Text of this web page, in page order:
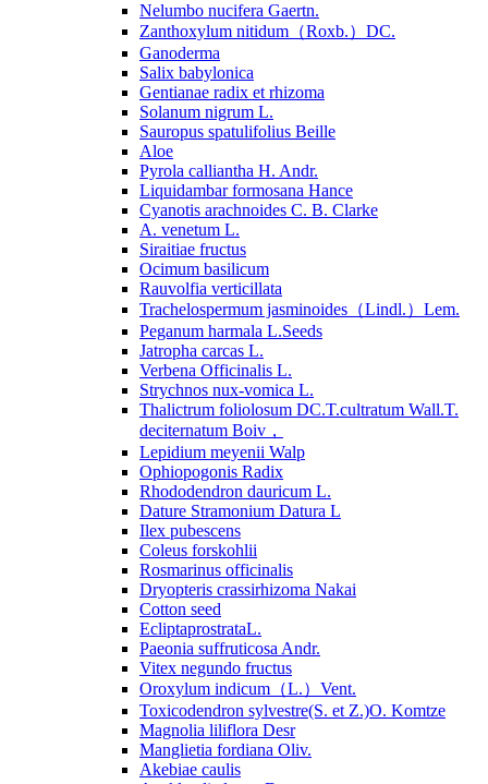
Nelumbo nucifera Gaertn.
Zanthoxylum nitidum（Roxb.）DC.
Ganoderma
Salix babylonica
Gentianae radix et rhizoma
Solanum nigrum L.
Sauropus spatulifolius Beille
Aloe
Pyrola calliantha H. Andr.
Liquidambar formosana Hance
Cyanotis arachnoides C. B. Clarke
A. venetum L.
Siraitiae fructus
Ocimum basilicum
Rauvolfia verticillata
Trachelospermum jasminoides（Lindl.）Lem.
Peganum harmala L.Seeds
Jatropha carcas L.
Verbena Officinalis L.
Strychnos nux-vomica L.
Thalictrum foliolosum DC.T.cultratum Wall.T.
deciternatum Boiv，
Lepidium meyenii Walp
Ophiopogonis Radix
Rhododendron dauricum L.
Dature Stramonium Datura L
Ilex pubescens
Coleus forskohlii
Rosmarinus officinalis
Dryopteris crassirhizoma Nakai
Cotton seed
EcliptaprostrataL.
Paeonia suffruticosa Andr.
Vitex negundo fructus
Oroxylum indicum（L.）Vent.
Toxicodendron sylvestre(S. et Z.)O. Komtze
Magnolia liliflora Desr
Manglietia fordiana Oliv.
Akebiae caulis